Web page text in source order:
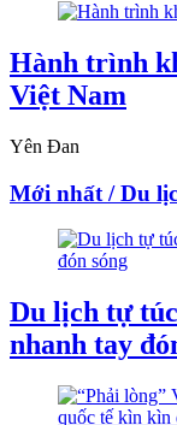
Hành trình
Việt Nam
Yên Đan
Mới nhất / Du
Du lịch tự
nhanh tay